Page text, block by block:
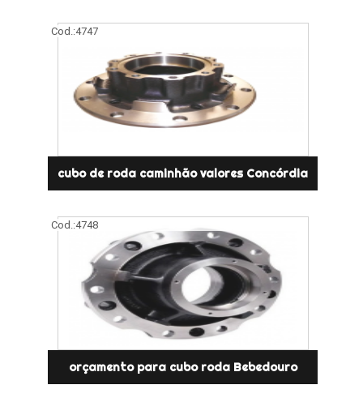
Cod.:4747
cubo de roda caminhão valores Concórdia
Cod.:4748
orçamento para cubo roda Bebedouro